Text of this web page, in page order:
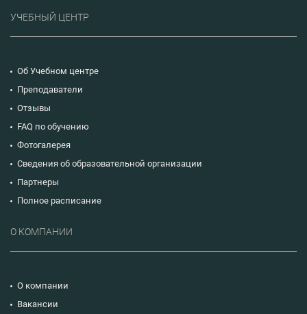
УЧЕБНЫЙ ЦЕНТР
Об Учебном центре
Преподаватели
Отзывы
FAQ по обучению
Фотогалерея
Сведения об образовательной организации
Партнеры
Полное расписание
О КОМПАНИИ
О компании
Вакансии